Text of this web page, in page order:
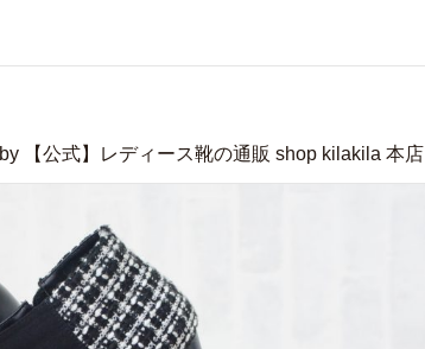
by 【公式】レディース靴の通販 shop kilakila 本店